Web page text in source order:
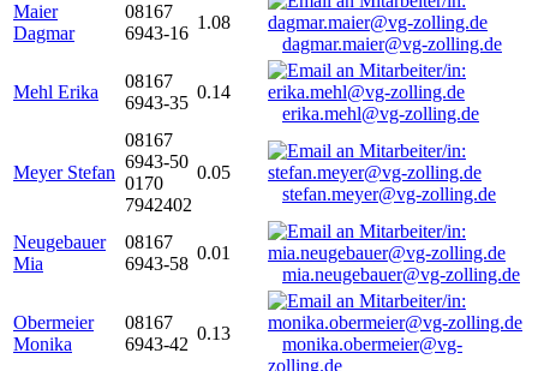
Maier
Dagmar
08167
6943-16
1.08
dagmar.maier@vg-zolling.de
Mehl Erika
08167
6943-35
0.14
erika.mehl@vg-zolling.de
Meyer Stefan
08167
6943-50
0170
7942402
0.05
stefan.meyer@vg-zolling.de
Neugebauer
Mia
08167
6943-58
0.01
mia.neugebauer@vg-zolling.de
Obermeier
Monika
08167
6943-42
0.13
monika.obermeier@vg-
zolling.de